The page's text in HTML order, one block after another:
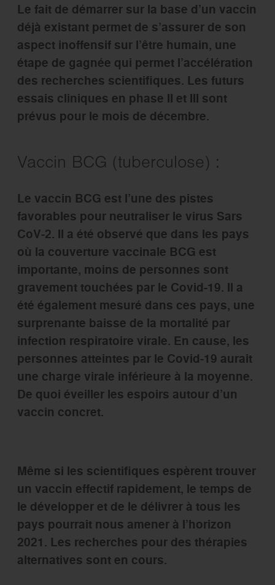
Le fait de démarrer sur la base d’un vaccin
déjà existant permet de s’assurer de son
aspect inoffensif sur l’être humain, une
étape de gagnée qui permet l’accélération
des recherches scientifiques. Les futurs
essais cliniques en phase II et III sont
prévus pour le mois de décembre.
Vaccin BCG (tuberculose) :
Le vaccin BCG est l’une des pistes
favorables pour neutraliser le virus Sars
CoV-2. Il a été observé que dans les pays
où la couverture vaccinale BCG est
importante, moins de personnes sont
gravement touchées par le Covid-19. Il a
été également mesuré dans ces pays, une
surprenante baisse de la mortalité par
infection respiratoire virale. En cause, les
personnes atteintes par le Covid-19 aurait
une charge virale inférieure à la moyenne.
De quoi éveiller les espoirs autour d’un
vaccin concret.
Même si les scientifiques espèrent trouver
un vaccin effectif rapidement, le temps de
le développer et de le délivrer à tous les
pays pourrait nous amener à l’horizon
2021. Les recherches pour des thérapies
alternatives sont en cours.